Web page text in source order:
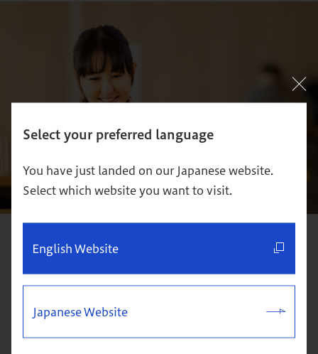
Select your preferred language
You have just landed on our Japanese website.
Select which website you want to visit.
English Website
Japanese Website
受講後も勉強会を継続開催して生まれた
受講した科目の中で特に印象に残っている科目は何で